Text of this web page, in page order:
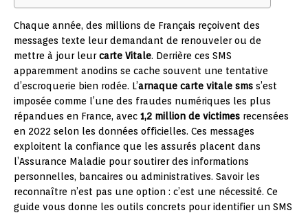
Chaque année, des millions de Français reçoivent des
messages texte leur demandant de renouveler ou de
mettre à jour leurcarte Vitale. Derrière ces SMS
apparemment anodins se cache souvent une tentative
d’escroquerie bien rodée. L’arnaque carte vitale sms s’est
imposée comme l’une des fraudes numériques les plus
répandues en France, avec 1,2 million de victimes recensées
en 2022 selon les données officielles. Ces messages
exploitent la confiance que les assurés placent dans
l’Assurance Maladie pour soutirer des informations
personnelles, bancaires ou administratives. Savoir les
reconnaître n’est pas une option : c’est une nécessité. Ce
guide vous donne les outils concrets pour identifier un SMS